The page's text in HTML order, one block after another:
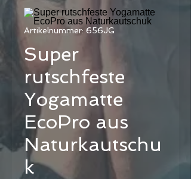
Artikelnummer: 656JG
Super
rutschfeste
Yogamatte
EcoPro aus
Naturkautschu
k